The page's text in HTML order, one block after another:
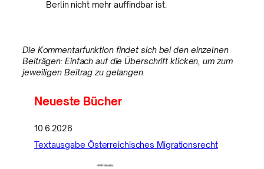
Berlin nicht mehr auffindbar ist.
Die Kommentarfunktion findet sich bei den einzelnen
Beiträgen: Einfach auf die Überschrift klicken, um zum
jeweiligen Beitrag zu gelangen.
Neueste Bücher
10.6.2026
Textausgabe Österreichisches Migrationsrecht